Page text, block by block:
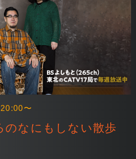
〜
のなにもしない散歩